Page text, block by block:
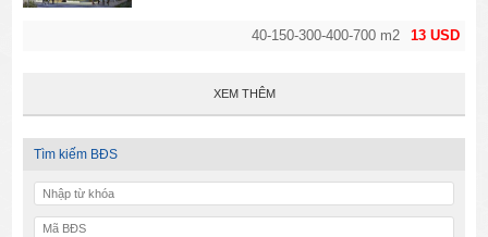
13 USD
40-150-300-400-700 m2
XEM THÊM
Tìm kiếm BĐS